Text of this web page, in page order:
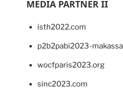
MEDIA PARTNER II
isth2022.com
p2b2pabi2023-
wocfparis2023.org
sinc2023.com